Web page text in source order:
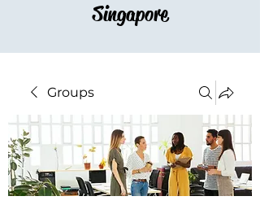
Singapore
Groups